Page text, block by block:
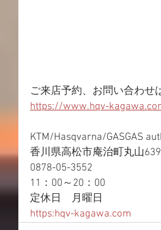
ご来店予約、お問い合わせ
https://www.hqv-
KTM/Hasqvarna/GASGAS
香川県高松市庵治町丸山
0878-05-3552
11：00～20：00
定休日　月曜日
https:hqv-kagawa.com